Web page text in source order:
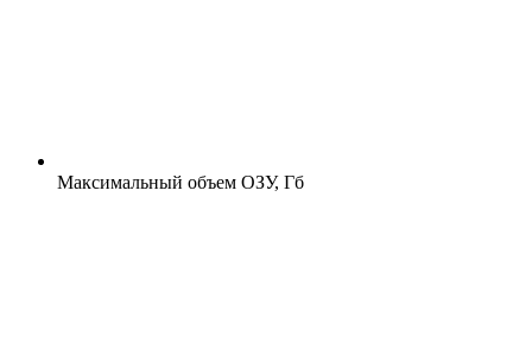
Максимальный объем ОЗУ, Гб